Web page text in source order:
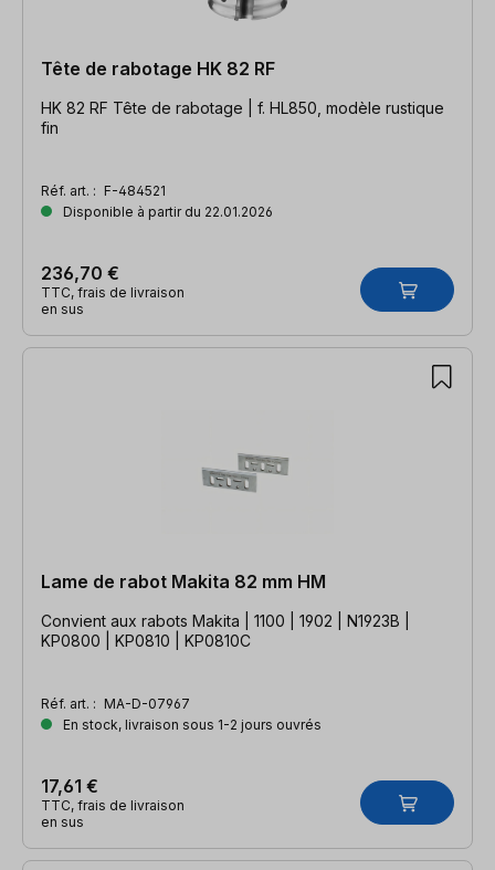
Tête de rabotage HK 82 RF
HK 82 RF Tête de rabotage | f. HL850, modèle rustique
fin
Réf. art. : F-484521
Disponible à partir du 22.01.2026
236,70 €
TTC, frais de livraison
en sus
Lame de rabot Makita 82 mm HM
Convient aux rabots Makita | 1100 | 1902 | N1923B |
KP0800 | KP0810 | KP0810C
Réf. art. : MA-D-07967
En stock, livraison sous 1-2 jours ouvrés
17,61 €
TTC, frais de livraison
en sus